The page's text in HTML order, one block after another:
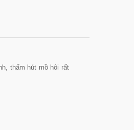
thấm hút mồ hôi rất